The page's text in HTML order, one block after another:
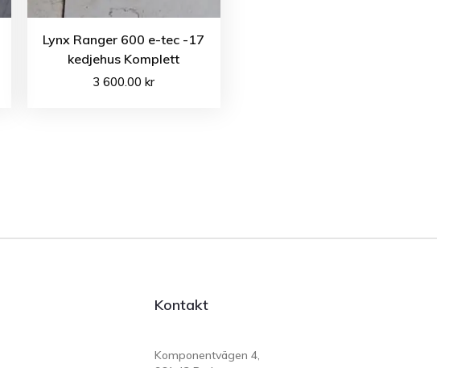
Lynx Ranger 600 e-tec -17
kedjehus Komplett
3 600.00kr
Kontakt
Komponentvägen 4,